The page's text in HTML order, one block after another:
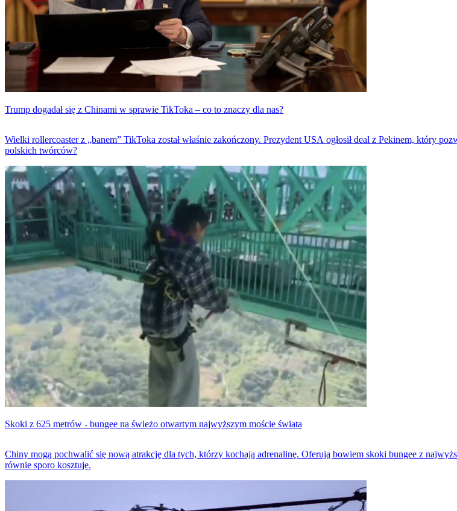
Trump dogadał się z Chinami w sprawie TikToka – co to znaczy dla nas?
Wielki rollercoaster z „banem” TikToka został właśnie zakończony. Prezydent USA ogłosił deal z Pekinem, który
polskich twórców?
Skoki z 625 metrów - bungee na świeżo otwartym najwyższym moście świata
Chiny mogą pochwalić się nową atrakcję dla tych, którzy kochają adrenalinę. Oferują bowiem skoki bungee z
równie sporo kosztuje.